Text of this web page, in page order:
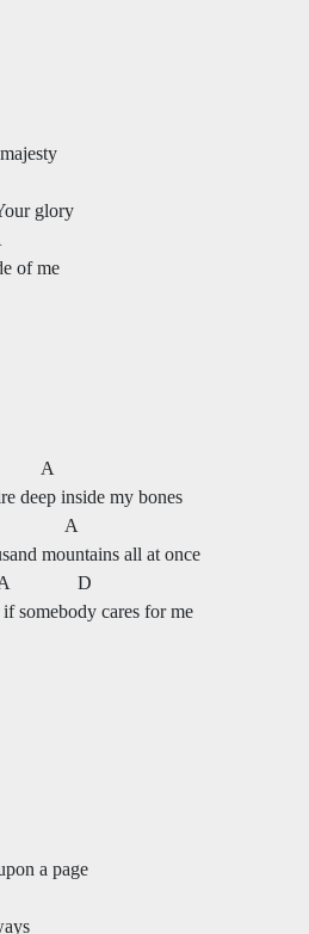
glory
of me
A
deep inside my bones
A
mountains all at once
A D
somebody cares for me
a page